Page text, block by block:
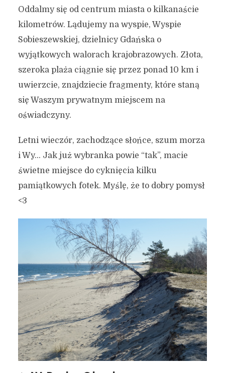
Oddalmy się od centrum miasta o kilkanaście
kilometrów. Lądujemy na wyspie, Wyspie
Sobieszewskiej, dzielnicy Gdańska o
wyjątkowych walorach krajobrazowych. Złota,
szeroka plaża ciągnie się przez ponad 10 km i
uwierzcie, znajdziecie fragmenty, które staną
się Waszym prywatnym miejscem na
oświadczyny.
Letni wieczór, zachodzące słońce, szum morza
i Wy… Jak już wybranka powie “tak”, macie
świetne miejsce do cyknięcia kilku
pamiątkowych fotek. Myślę, że to dobry pomysł
<3